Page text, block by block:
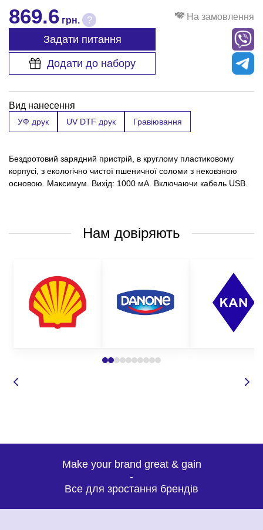
869.6 грн. ? На замовлення
Задати питання
Додати до набору
Вид нанесення
УФ друк UV DTF друк Гравіювання
Бездротовий зарядний пристрій, в круглому пластиковому
корпусі, з екологічно чистої пшеничної соломи з нековзною
основою. Максимум. Вихід: 1000 мА. Включаючи кабель USB.
Нам довіряють
Make your brand great & gain
-
Все для зростання брендів